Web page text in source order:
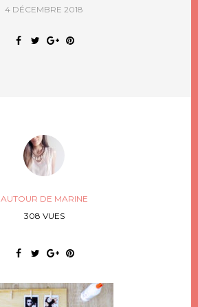
4 DÉCEMBRE 2018
AUTOUR DE MARINE
308 VUES